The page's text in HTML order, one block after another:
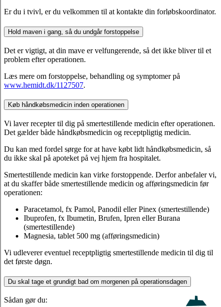
Er du i tvivl, er du velkommen til at kontakte din forløbskoordinator.
Hold maven i gang, så du undgår forstoppelse
Det er vigtigt, at din mave er velfungerende, så det ikke bliver til et
problem efter operationen.
Læs mere om forstoppelse, behandling og symptomer på
www.hemidt.dk/1127507.
Køb håndkøbsmedicin inden operationen
Vi laver recepter til dig på smertestillende medicin efter operationen.
Det gælder både håndkøbsmedicin og receptpligtig medicin.
Du kan med fordel sørge for at have købt lidt håndkøbsmedicin, så
du ikke skal på apoteket på vej hjem fra hospitalet.
Smertestillende medicin kan virke forstoppende. Derfor anbefaler vi,
at du skaffer både smertestillende medicin og afføringsmedicin før
operationen:
Paracetamol, fx Pamol, Panodil eller Pinex (smertestillende)
Ibuprofen, fx Ibumetin, Brufen, Ipren eller Burana
(smertestillende)
Magnesia, tablet 500 mg (afføringsmedicin)
Vi udleverer eventuel receptpligtig smertestillende medicin til dig til
det første døgn.
Du skal tage et grundigt bad om morgenen på operationsdagen
Sådan gør du: